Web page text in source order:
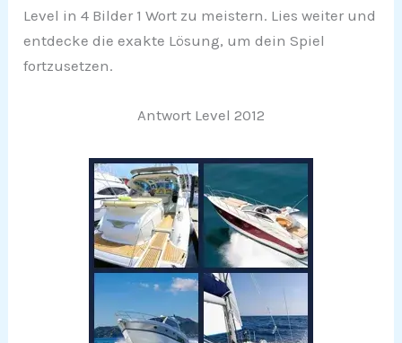
Level in 4 Bilder 1 Wort zu meistern. Lies weiter und
entdecke die exakte Lösung, um dein Spiel
fortzusetzen.
Antwort Level 2012